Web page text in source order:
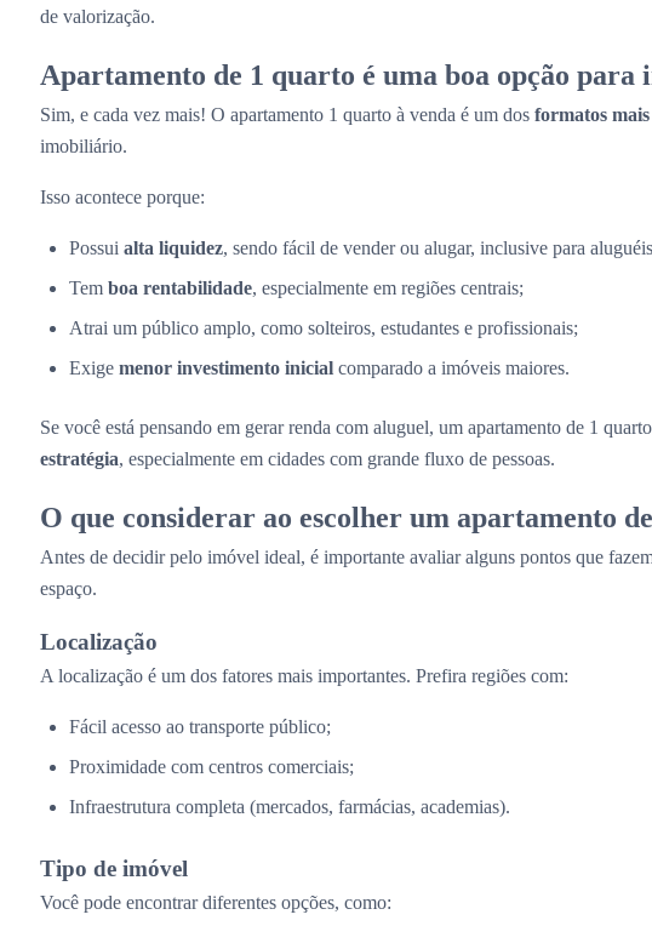
de valorização.
Apartamento de 1 quarto é uma boa opção para
Sim, e cada vez mais! O apartamento 1 quarto à venda é um dos formatos
imobiliário.
Isso acontece porque:
Possui alta liquidez, sendo fácil de vender ou alugar, inclusive para
Tem boa rentabilidade, especialmente em regiões centrais;
Atrai um público amplo, como solteiros, estudantes e profissionais;
Exige menor investimento inicial comparado a imóveis maiores.
Se você está pensando em gerar renda com aluguel, um apartamento de 1
estratégia, especialmente em cidades com grande fluxo de pessoas.
O que considerar ao escolher um apartamento
Antes de decidir pelo imóvel ideal, é importante avaliar alguns pontos que
espaço.
Localização
A localização é um dos fatores mais importantes. Prefira regiões com:
Fácil acesso ao transporte público;
Proximidade com centros comerciais;
Infraestrutura completa (mercados, farmácias, academias).
Tipo de imóvel
Você pode encontrar diferentes opções, como: